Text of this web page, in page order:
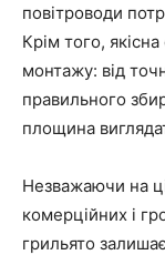
повітроводи
Крім того,
монтажу: від
правильного
площина
Незважаючи на
комерційних і
грильято